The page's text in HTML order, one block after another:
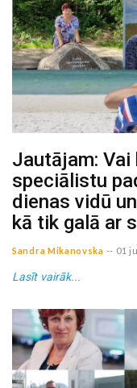
Jautājam:
speciālistu
dienas vidū
kā tik galā ar
Sandra Mikanovska -- 01
Lasīt vairāk...